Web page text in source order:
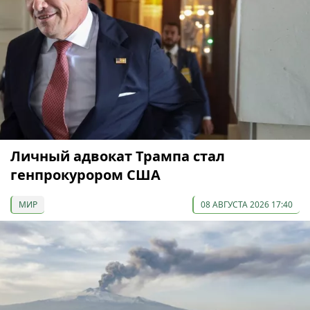
Личный адвокат Трампа стал
генпрокурором США
МИР 08 АВГУСТА 2026 17:40